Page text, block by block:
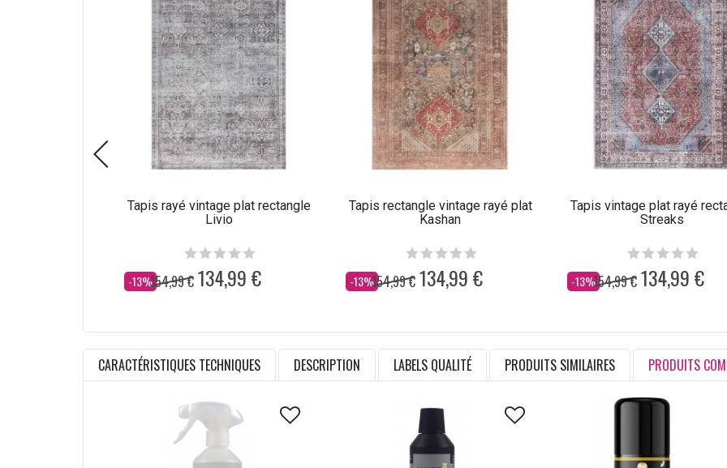
Tapis rayé vintage plat rectangle
Livio
-13%
Dès 154,99 € 134,99 €
Tapis rectangle vintage rayé plat
Kashan
-13%
Dès 154,99 € 134,99 €
Tapis vintage plat rayé
Streaks
-13%
Dès 154,99 € 134,99 €
CARACTÉRISTIQUES TECHNIQUES DESCRIPTION LABELS QUALITÉ PRODUITS SIMILAIRES PRODUITS